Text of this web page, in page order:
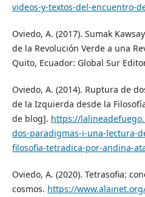
videos-y-textos-del-encuentro-
Oviedo, A. (2017). Sumak
de la Revolución Verde a una
Quito, Ecuador: Global Sur
Oviedo, A. (2014). Ruptura de
de la Izquierda desde la
de blog]. https://
dos-paradigmas-i-una-lectura-
filosofia-tetradica-por-andina-
Oviedo, A. (2020). Tetrasofia:
cosmos. https://